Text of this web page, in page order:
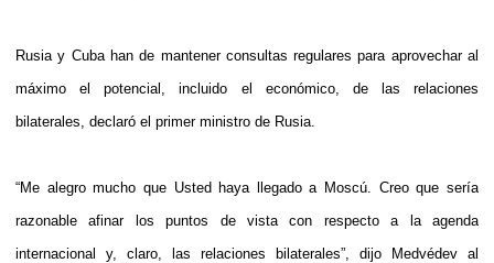
Rusia y Cuba han de mantener consultas regulares para aprovechar al
máximo el potencial, incluido el económico, de las relaciones
bilaterales, declaró el primer ministro de Rusia.
“Me alegro mucho que Usted haya llegado a Moscú. Creo que sería
razonable afinar los puntos de vista con respecto a la agenda
internacional y, claro, las relaciones bilaterales”, dijo Medvédev al